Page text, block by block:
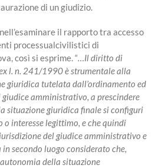
di un giudizio.
il rapporto tra accesso
processualcivilistici di
così si esprime. “…Il diritto di
l. n. 241/1990 è strumentale alla
giuridica tutelata dall’ordinamento ed
amministrativo, a prescindere
situazione giuridica finale si configuri
interesse legittimo, e che quindi
del giudice amministrativo e
secondo luogo considerato che,
della situazione